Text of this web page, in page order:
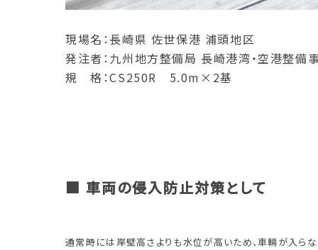
現場名：長崎県 佐世保港 浦頭地区
発注者：九州地方整備局 長崎港湾・空港整備
規 格：CS250R 5.0m×2基
■ 車両の侵入防止対策として
通常時には岸壁高さよりも水位が高いため、車輛が入らな